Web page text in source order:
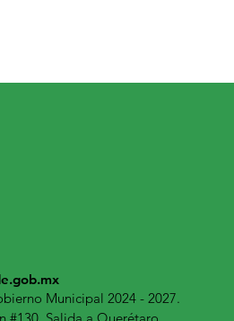
Municipal 2024 - 2027.